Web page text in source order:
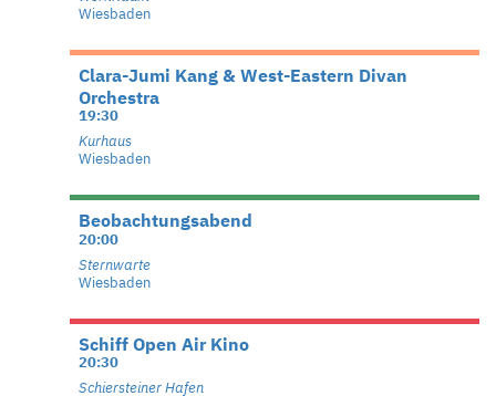
Wiesbaden
Clara-Jumi Kang & West-Eastern Divan
Orchestra
19:30
Kurhaus
Wiesbaden
Beobachtungsabend
20:00
Sternwarte
Wiesbaden
Schiff Open Air Kino
20:30
Schiersteiner Hafen